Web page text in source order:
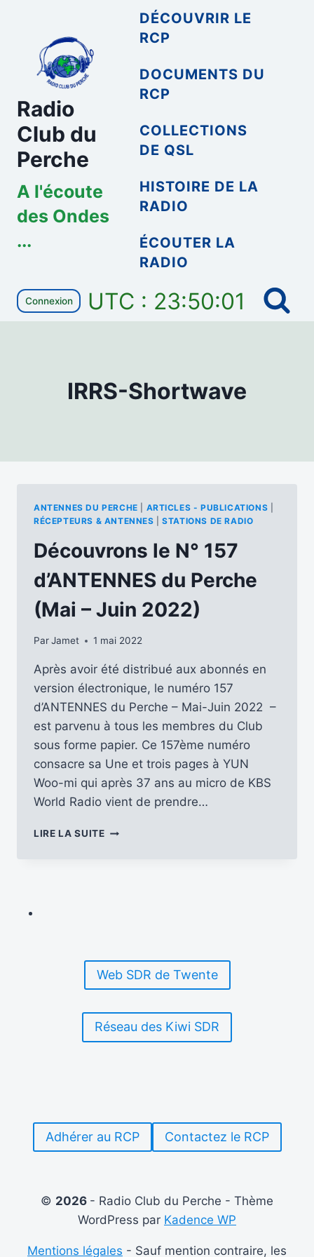
contenu
Radio
Club du
Perche
A l'écoute
des Ondes
...
DÉCOUVRIR LE
RCP
DOCUMENTS DU
RCP
COLLECTIONS
DE QSL
HISTOIRE DE LA
RADIO
ÉCOUTER LA
RADIO
Connexion UTC : 23:50:01
IRRS-Shortwave
ANTENNES DU PERCHE ARTICLES - PUBLICATIONS
RÉCEPTEURS & ANTENNES |STATIONS DE RADIO
Découvrons le N° 157
d’ANTENNES du Perche
(Mai – Juin 2022)
ParJamet 1 mai 2022
Après avoir été distribué aux abonnés en
version électronique, le numéro 157
d’ANTENNES du Perche – Mai-Juin 2022 –
est parvenu à tous les membres du Club
sous forme papier. Ce 157ème numéro
consacre sa Une et trois pages à YUN
Woo-mi qui après 37 ans au micro de KBS
World Radio vient de prendre…
LIRE LA SUITEDÉCOUVRONS
JUIN
2022)
Web SDR de Twente
Réseau des Kiwi SDR
Adhérer au RCP Contactez le RCP
© 2026 - Radio Club du Perche - Thème
WordPress par Kadence WP
Mentions légales - Sauf mention contraire, les